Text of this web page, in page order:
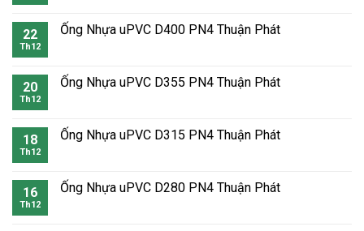
22
Th12
Ống Nhựa uPVC D400 PN4 Thuận Phát
20
Th12
Ống Nhựa uPVC D355 PN4 Thuận Phát
18
Th12
Ống Nhựa uPVC D315 PN4 Thuận Phát
16
Th12
Ống Nhựa uPVC D280 PN4 Thuận Phát